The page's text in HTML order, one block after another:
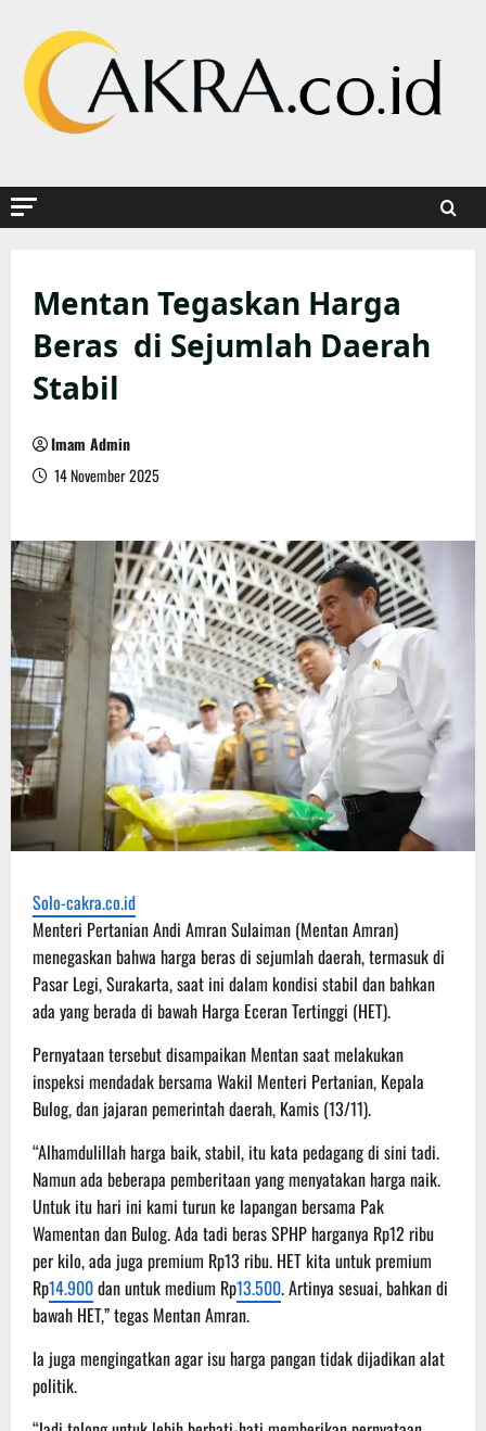
content
Mentan Tegaskan Harga
Beras di Sejumlah Daerah
Stabil
Imam Admin
14 November 2025
Solo-cakra.co.id
Menteri Pertanian Andi Amran Sulaiman (Mentan Amran)
menegaskan bahwa harga beras di sejumlah daerah, termasuk di
Pasar Legi, Surakarta, saat ini dalam kondisi stabil dan bahkan
ada yang berada di bawah Harga Eceran Tertinggi (HET).
Pernyataan tersebut disampaikan Mentan saat melakukan
inspeksi mendadak bersama Wakil Menteri Pertanian, Kepala
Bulog, dan jajaran pemerintah daerah, Kamis (13/11).
“Alhamdulillah harga baik, stabil, itu kata pedagang di sini tadi.
Namun ada beberapa pemberitaan yang menyatakan harga naik.
Untuk itu hari ini kami turun ke lapangan bersama Pak
Wamentan dan Bulog. Ada tadi beras SPHP harganya Rp12 ribu
per kilo, ada juga premium Rp13 ribu. HET kita untuk premium
Rp14.900dan untuk medium Rp13.500. Artinya sesuai, bahkan di
bawah HET,” tegas Mentan Amran.
Ia juga mengingatkan agar isu harga pangan tidak dijadikan alat
politik.